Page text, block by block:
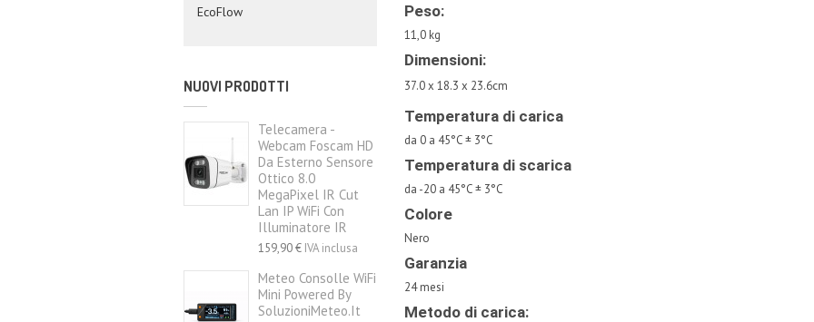
EcoFlow
NUOVI PRODOTTI
Telecamera -
Webcam Foscam HD
Da Esterno Sensore
Ottico 8.0
MegaPixel IR Cut
Lan IP WiFi Con
Illuminatore IR
159,90 € IVA inclusa
Meteo Consolle WiFi
Mini Powered By
SoluzioniMeteo.it
Peso:
11,0 kg
Dimensioni:
37.0 x 18.3 x 23.6cm
Temperatura di carica
da 0 a 45°C ± 3°C
Temperatura di scarica
da -20 a 45°C ± 3°C
Colore
Nero
Garanzia
24 mesi
Metodo di carica: